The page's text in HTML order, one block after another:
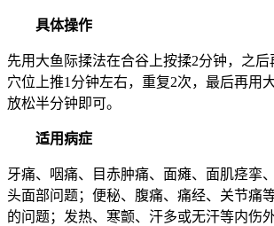
具体操作
先用大鱼际揉法在合谷上按揉2分钟，之
穴位上推1分钟左右，重复2次，最后再用
放松半分钟即可。
适用病症
牙痛、咽痛、目赤肿痛、面瘫、面肌痉挛
头面部问题；便秘、腹痛、痛经、关节痛
的问题；发热、寒颤、汗多或无汗等内伤